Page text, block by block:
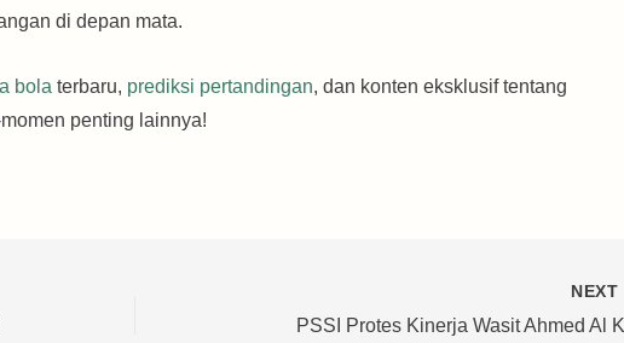
di depan mata.
bola terbaru, prediksi pertandingan, dan konten eksklusif tentang
penting lainnya!
NEXT
PSSI Protes Kinerja Wasit Ahmed Al